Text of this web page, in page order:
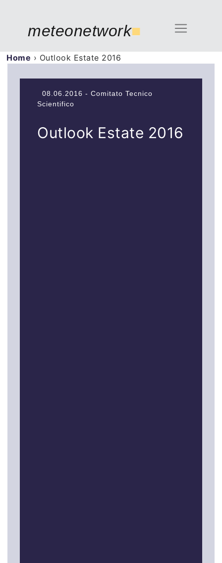
meteonetwork■
Home › Outlook Estate 2016
08.06.2016 - Comitato Tecnico
Scientifico
Outlook Estate 2016